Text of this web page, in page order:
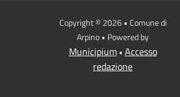
Copyright © 2026 • Comune di
Arpino • Powered by
Municipium• Accesso
redazione